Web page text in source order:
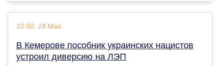
10:50, 18 Май
В Кемерове пособник украинских нацистов
устроил диверсию на ЛЭП